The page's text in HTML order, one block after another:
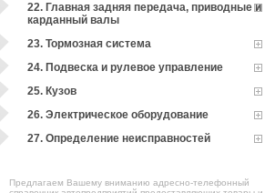
22. Главная задняя передача, приводные и
карданный валы
23. Тормозная система
24. Подвеска и рулевое управление
25. Кузов
26. Электрическое оборудование
27. Определение неисправностей
Предлагаем Вашему вниманию адресно-телефонный